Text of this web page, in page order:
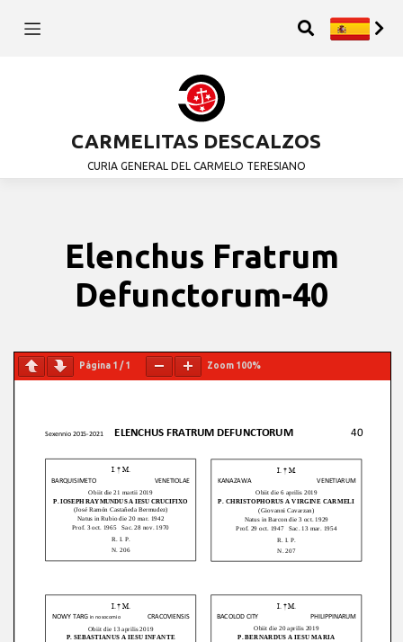
CARMELITAS DESCALZOS
CURIA GENERAL DEL CARMELO TERESIANO
Elenchus Fratrum
Defunctorum-40
Página 1 /1 Zoom 100%